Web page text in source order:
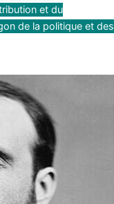
et du
de la politique et des